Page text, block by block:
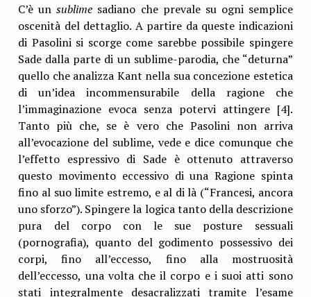
C’è unsublime sadiano che prevale su ogni semplice
oscenità del dettaglio. A partire da queste indicazioni
di Pasolini si scorge come sarebbe possibile spingere
Sade dalla parte di un sublime-parodia, che “deturna”
quello che analizza Kant nella sua concezione estetica
di un’idea incommensurabile della ragione che
l’immaginazione evoca senza potervi attingere [4].
Tanto più che, se è vero che Pasolini non arriva
all’evocazione del sublime, vede e dice comunque che
l’effetto espressivo di Sade è ottenuto attraverso
questo movimento eccessivo di una Ragione spinta
fino al suo limite estremo, e al di là (“Francesi, ancora
uno sforzo”). Spingere la logica tanto della descrizione
pura del corpo con le sue posture sessuali
(pornografia), quanto del godimento possessivo dei
corpi, fino all’eccesso, fino alla mostruosità
dell’eccesso, una volta che il corpo e i suoi atti sono
stati integralmente desacralizzati tramite l’esame